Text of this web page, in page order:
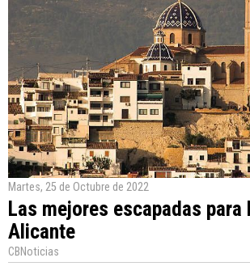
Martes, 25 de Octubre de 2022
Las mejores escapadas para
Alicante
CBNoticias